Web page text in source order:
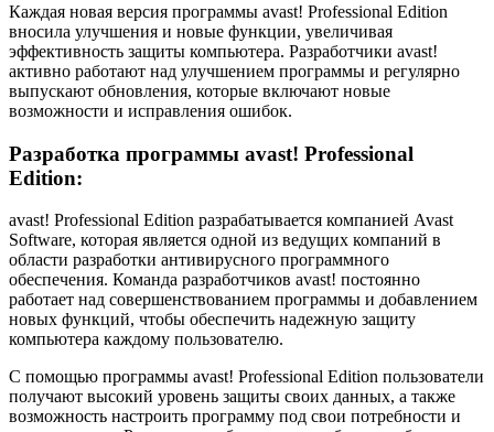
Каждая новая версия программы avast! Professional Edition
вносила улучшения и новые функции, увеличивая
эффективность защиты компьютера. Разработчики avast!
активно работают над улучшением программы и регулярно
выпускают обновления, которые включают новые
возможности и исправления ошибок.
Разработка программы avast! Professional
Edition:
avast! Professional Edition разрабатывается компанией Avast
Software, которая является одной из ведущих компаний в
области разработки антивирусного программного
обеспечения. Команда разработчиков avast! постоянно
работает над совершенствованием программы и добавлением
новых функций, чтобы обеспечить надежную защиту
компьютера каждому пользователю.
С помощью программы avast! Professional Edition пользователи
получают высокий уровень защиты своих данных, а также
возможность настроить программу под свои потребности и